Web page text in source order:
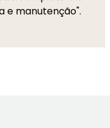
e manutenção".